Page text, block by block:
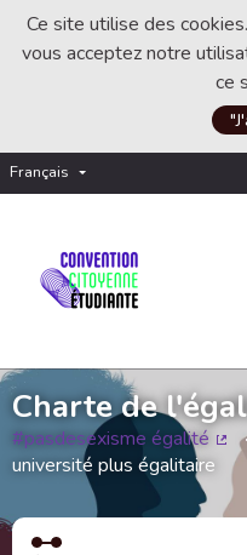
Ce site utilise des
vous acceptez notre
ce
Français Choisir la langue
Charte de
#pasdesexisme égalité
université plus égalitaire